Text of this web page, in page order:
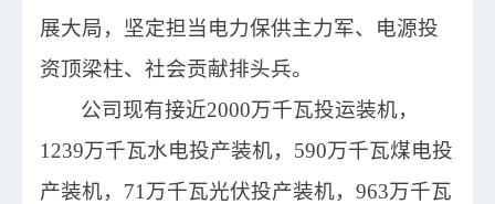
展大局，坚定担当电力保供主力军、电源投
资顶梁柱、社会贡献排头兵。
公司现有接近2000万千瓦投运装机，
1239万千瓦水电投产装机，590万千瓦煤电投
产装机，71万千瓦光伏投产装机，963万千瓦